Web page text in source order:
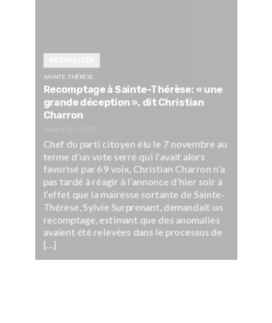
SAINTE-THÉRÈSE
Recomptage à Sainte-Thérèse: « une
grande déception », dit Christian
Charron
Chef du parti citoyen élu le 7 novembre au
terme d’un vote serré qui l’avait alors
favorisé par 69 voix, Christian Charron n’a
pas tardé à réagir à l’annonce d’hier soir à
l’effet que la mairesse sortante de Sainte-
Thérèse, Sylvie Surprenant, demandait un
recomptage, estimant que des anomalies
avaient été relevées dans le processus de
[…]